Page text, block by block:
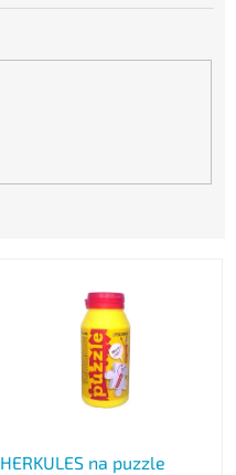
HERKULES na puzzle